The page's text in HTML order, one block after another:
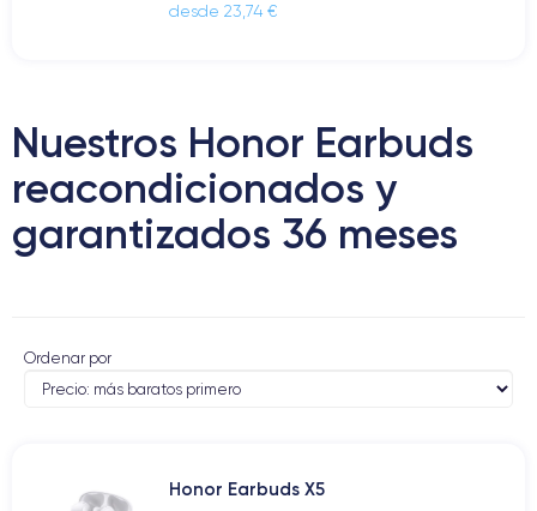
desde 23,74 €
Nuestros Honor Earbuds
reacondicionados y
garantizados 36 meses
Ordenar por
Honor Earbuds X5